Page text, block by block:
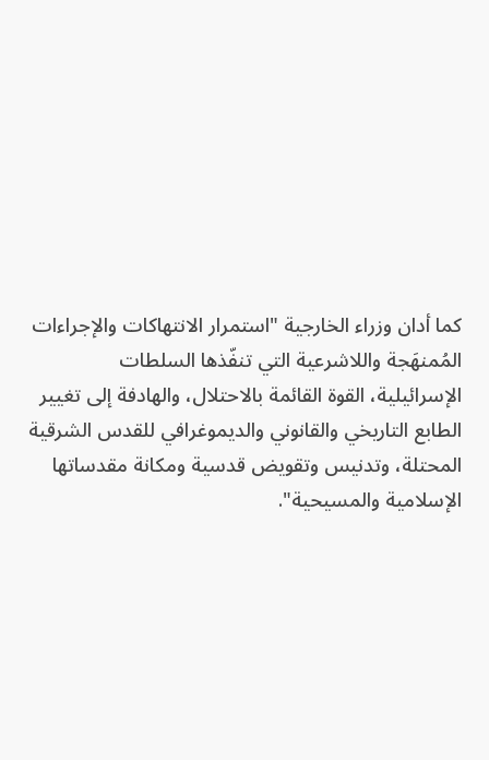
كما أدان وزراء الخارجية "استمرار الانتهاكات والإجراءات
المُمنهَجة واللاشرعية التي تنفّذها السلطات
الإسرائيلية، القوة القائمة بالاحتلال، والهادفة إلى تغيير
الطابع التاريخي والقانوني والديموغرافي للقدس الشرقية
المحتلة، وتدنيس وتقويض قدسية ومكانة مقدساتها
الإسلامية والمسيحية".